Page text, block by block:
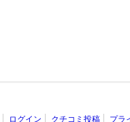
ログイン クチコミ投稿 プラ